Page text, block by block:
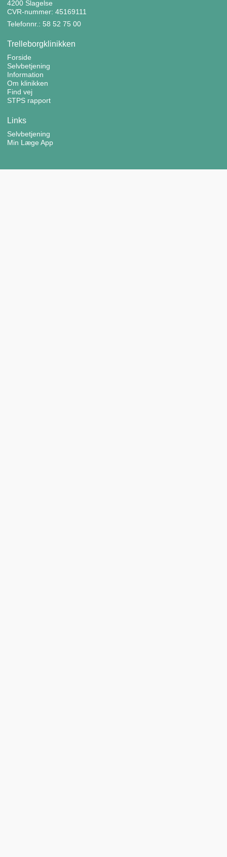
4200 Slagelse
CVR-nummer: 45169111
Telefonnr.: 58 52 75 00
Trelleborgklinikken
Forside
Selvbetjening
Information
Om klinikken
Find vej
STPS rapport
Links
Selvbetjening
Min Læge App